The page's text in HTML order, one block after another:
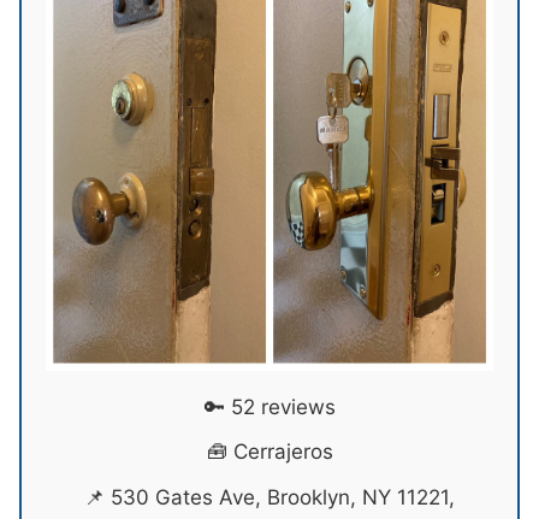
🔑 52 reviews
🧰 Cerrajeros
📌 530 Gates Ave, Brooklyn, NY 11221,